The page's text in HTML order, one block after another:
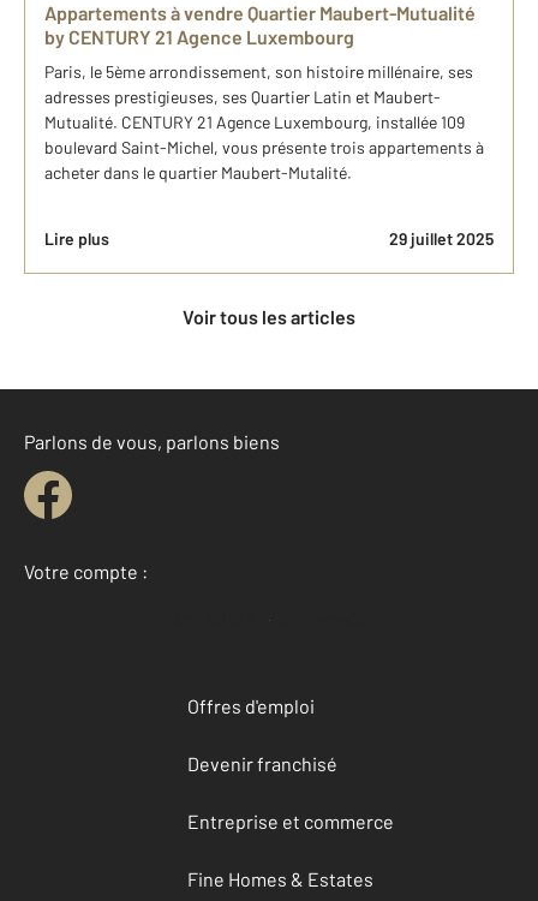
Appartements à vendre Quartier Maubert-Mutualité
by CENTURY 21 Agence Luxembourg
Paris, le 5ème arrondissement, son histoire millénaire, ses
adresses prestigieuses, ses Quartier Latin et Maubert-
Mutualité. CENTURY 21 Agence Luxembourg, installée 109
boulevard Saint-Michel, vous présente trois appartements à
acheter dans le quartier Maubert-Mutalité.
Lire plus 29 juillet 2025
Voir tous les articles
Parlons de vous, parlons biens
Votre compte :
Accéder à mon compte
Offres d'emploi
Devenir franchisé
Entreprise et commerce
Fine Homes & Estates